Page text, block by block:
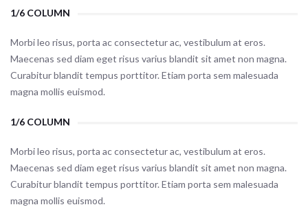
1/6 COLUMN
Morbi leo risus, porta ac consectetur ac, vestibulum at eros.
Maecenas sed diam eget risus varius blandit sit amet non magna.
Curabitur blandit tempus porttitor. Etiam porta sem malesuada
magna mollis euismod.
1/6 COLUMN
Morbi leo risus, porta ac consectetur ac, vestibulum at eros.
Maecenas sed diam eget risus varius blandit sit amet non magna.
Curabitur blandit tempus porttitor. Etiam porta sem malesuada
magna mollis euismod.